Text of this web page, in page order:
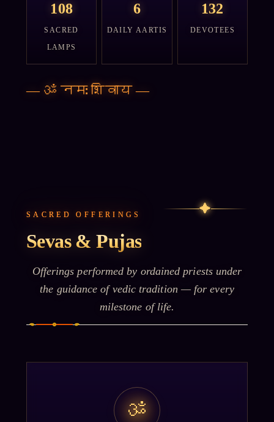
108
SACRED
LAMPS
6
DAILY AARTIS
132
DEVOTEES
— ॐ नमः शिवाय—
SACRED OFFERINGS ✦
Sevas & Pujas
Offerings performed by ordained priests under
the guidance of vedic tradition — for every
milestone of life.
ॐ